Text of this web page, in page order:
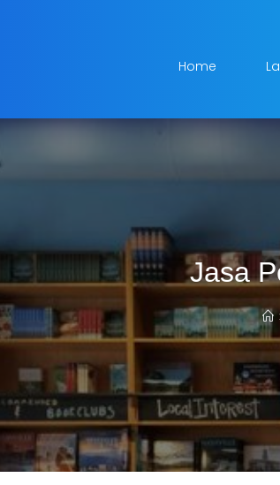
Home
Jasa